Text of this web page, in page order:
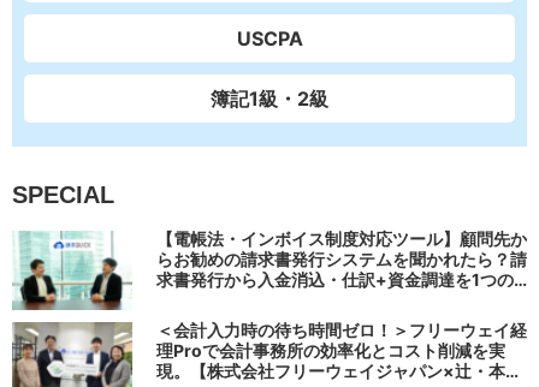
USCPA
簿記1級・2級
SPECIAL
【電帳法・インボイス制度対応ツール】顧問先か
らお勧めの請求書発行システムを聞かれたら？請
求書発行から入金消込・仕訳+資金調達を1つの
＜会計入力時の待ち時間ゼロ！＞フリーウェイ経
理Proで会計事務所の効率化とコスト削減を実
現。【株式会社フリーウェイジャパン×辻・本郷